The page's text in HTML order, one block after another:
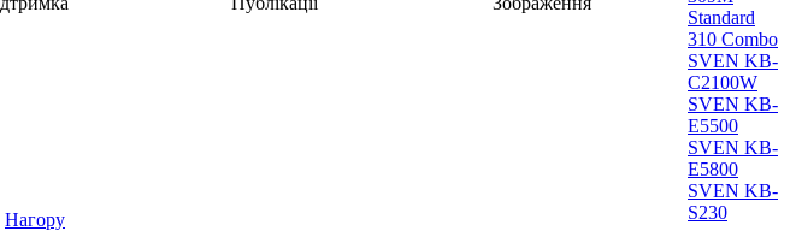
Нагору
Standard
310 Combo
SVEN KB-
C2100W
SVEN KB-
E5500
SVEN KB-
E5800
SVEN KB-
S230